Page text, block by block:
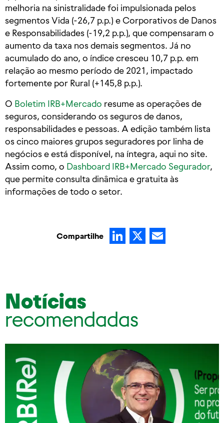
melhoria na sinistralidade foi impulsionada pelos
segmentos Vida (-26,7 p.p.) e Corporativos de Danos
e Responsabilidades (-19,2 p.p.), que compensaram o
aumento da taxa nos demais segmentos. Já no
acumulado do ano, o índice cresceu 10,7 p.p. em
relação ao mesmo período de 2021, impactado
fortemente por Rural (+145,8 p.p.).
O Boletim IRB+Mercado resume as operações de
seguros, considerando os seguros de danos,
responsabilidades e pessoas. A edição também lista
os cinco maiores grupos seguradores por linha de
negócios e está disponível, na íntegra, aqui no site.
Assim como, o Dashboard IRB+Mercado Segurador,
que permite consulta dinâmica e gratuita às
informações de todo o setor.
Compartilhe LinkedIn
X
Notícias
recomendadas